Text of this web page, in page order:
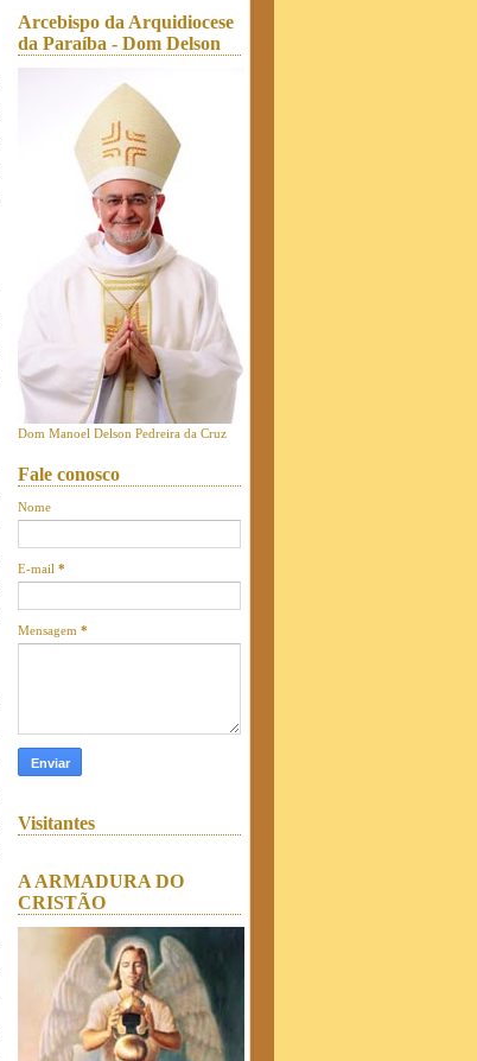
Arcebispo da Arquidiocese
da Paraíba - Dom Delson
Dom Manoel Delson Pedreira da Cruz
Fale conosco
Nome
E-mail *
Mensagem *
Visitantes
A ARMADURA DO
CRISTÃO